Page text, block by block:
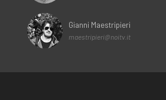
Gianni Maestripieri
maestripieri@noitv.it